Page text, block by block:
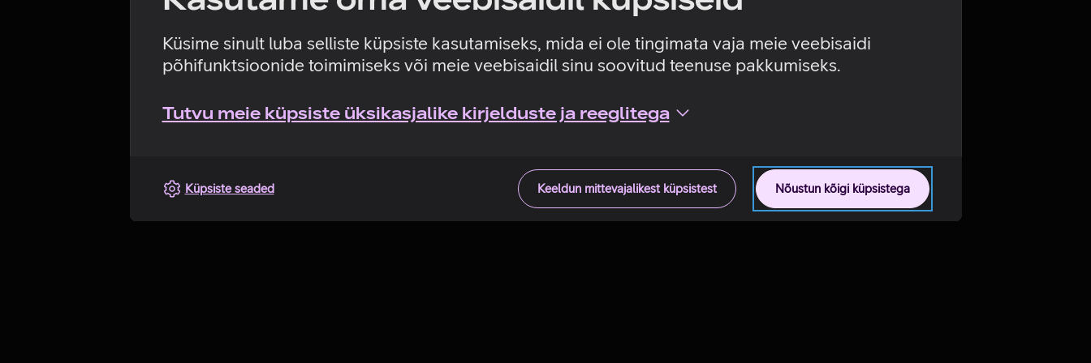
Küsime sinult luba selliste küpsiste kasutamiseks, mida ei ole tingimata vaja meie veebisaidi
põhifunktsioonide toimimiseks või meie veebisaidil sinu soovitud teenuse pakkumiseks.
Tutvu meie küpsiste üksikasjalike kirjelduste ja reeglitega
Nõustun kõigi küpsistega
Keeldun mittevajalikest küpsistest
Küpsiste seaded